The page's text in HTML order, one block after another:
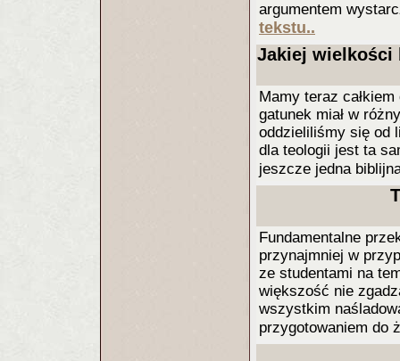
argumentem
tekstu..
Jakiej wielkości
Mamy teraz
gatunek miał w
oddzieliliśmy się od
dla teologii jest ta
jeszcze jedna
Fundamentalne
przynajmniej w
ze studentami na
większość nie
wszystkim
przygotowaniem do